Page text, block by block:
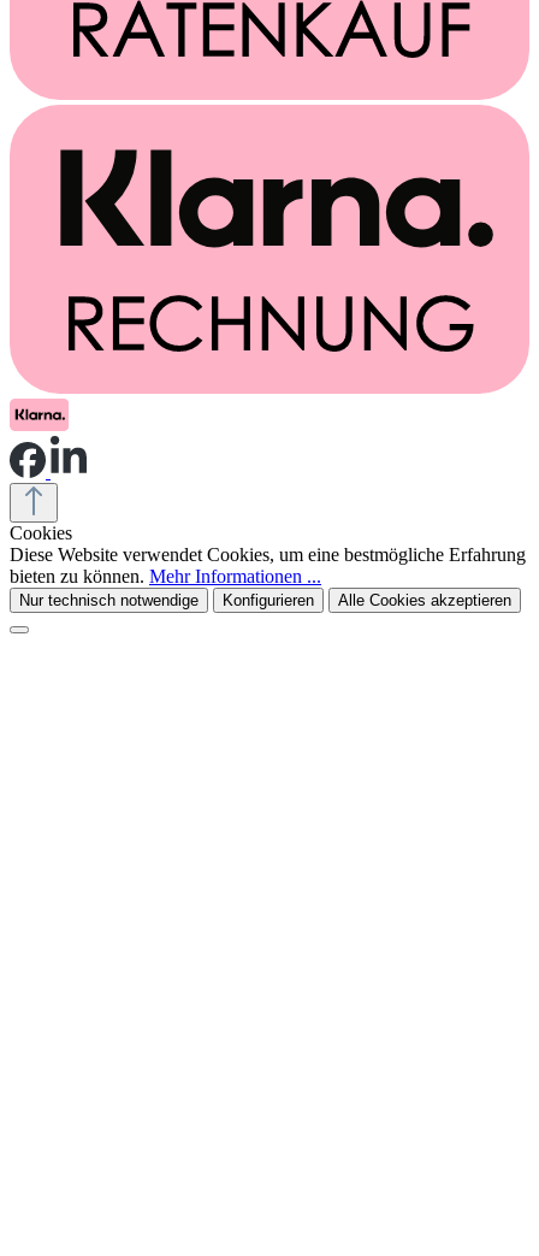
Cookies
Diese Website verwendet Cookies, um eine bestmögliche Erfahrung
bieten zu können. Mehr Informationen ...
Nur technisch notwendige Konfigurieren Alle Cookies akzeptieren